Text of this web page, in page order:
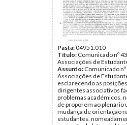
Pasta:04951.010
Título: Comunicado nº
Associações de
Assunto: Comunicado
Associações de
esclarecendo as
dirigentes associativos
problemas académicos,
de proporem ao plenário
mudança de orientação
estudantes,